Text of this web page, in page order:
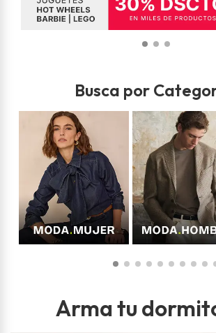
Busca por
Arma tu